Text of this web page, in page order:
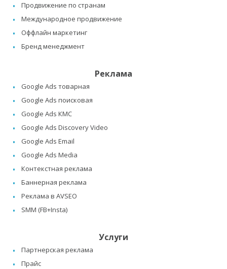
Продвижение по странам
Международное продвижение
Оффлайн маркетинг
Бренд менеджмент
Реклама
Google Ads товарная
Google Ads поисковая
Google Ads КМС
Google Ads Discovery Video
Google Ads Email
Google Ads Media
Контекстная реклама
Баннерная реклама
Реклама в AVSEO
SMM (FB+Insta)
Услуги
Партнерская реклама
Прайс